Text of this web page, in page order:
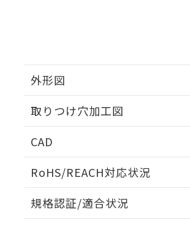
外形図
取りつけ穴加工図
CAD
RoHS/REACH対応状況
EU RoHS 注意事項・凡例
規格認証/適合状況